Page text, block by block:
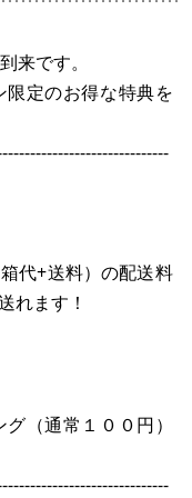
来です。
定のお得な特典を
代+送料）の配送料
れます！
（通常１００円）